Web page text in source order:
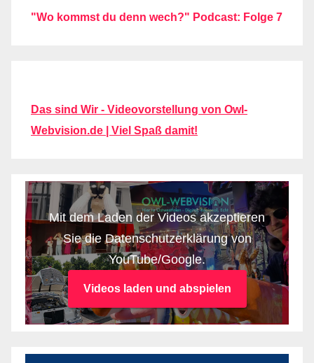
"Wo kommst du denn wech?" Podcast: Folge 7
Das sind Wir - Videovorstellung von Owl-
Webvision.de | Viel Spaß damit!
Mit dem Laden der Videos akzeptieren
Sie die Datenschutzerklärung von
YouTube/Google.
Videos laden und abspielen